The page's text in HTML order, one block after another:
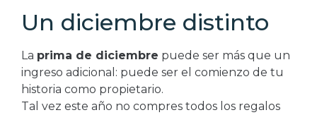
Un diciembre distinto
La prima de diciembre puede ser más que un
ingreso adicional: puede ser el comienzo de tu
historia como propietario.
Tal vez este año no compres todos los regalos